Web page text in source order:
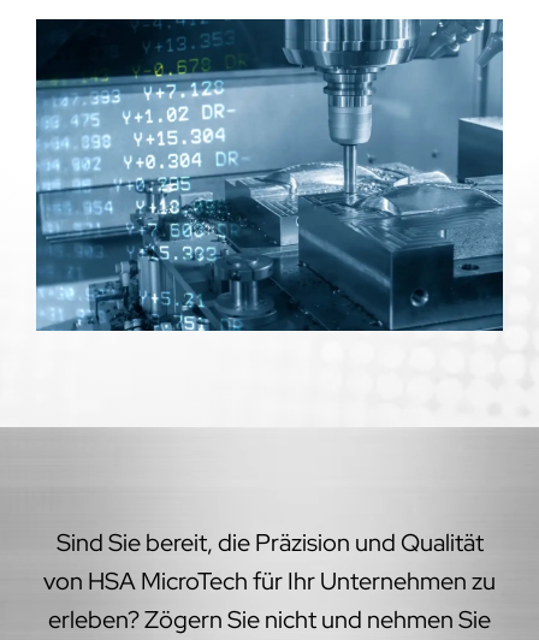
Sind Sie bereit, die Präzision und Qualität
von HSA MicroTech für Ihr Unternehmen zu
erleben? Zögern Sie nicht und nehmen Sie